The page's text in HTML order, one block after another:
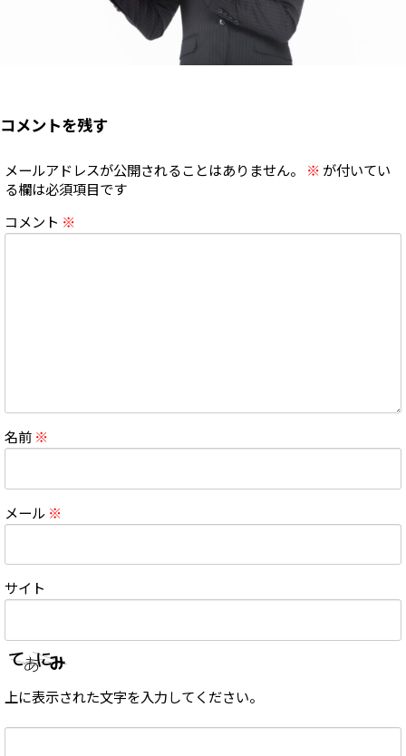
コメントを残す
メールアドレスが公開されることはありません。 ※ が付いてい
る欄は必須項目です
コメント ※
名前 ※
メール ※
サイト
上に表示された文字を入力してください。